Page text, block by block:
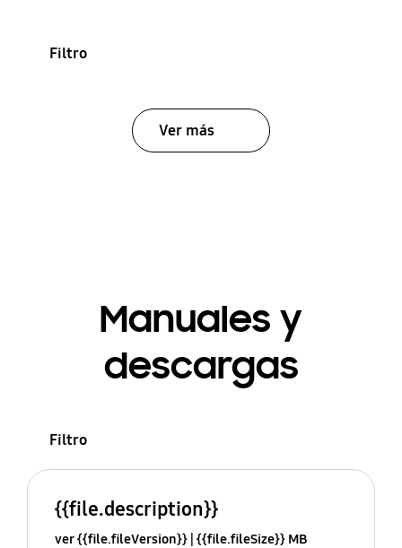
Filtro
Ver más
Manuales y
descargas
Filtro
{{file.description}}
ver {{file.fileVersion}} {{file.fileSize}} MB